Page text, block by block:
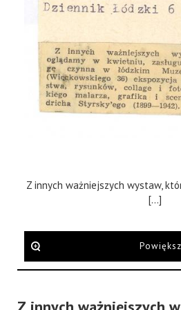
Z innych ważniejszych wystaw,
[...]
Powiększ